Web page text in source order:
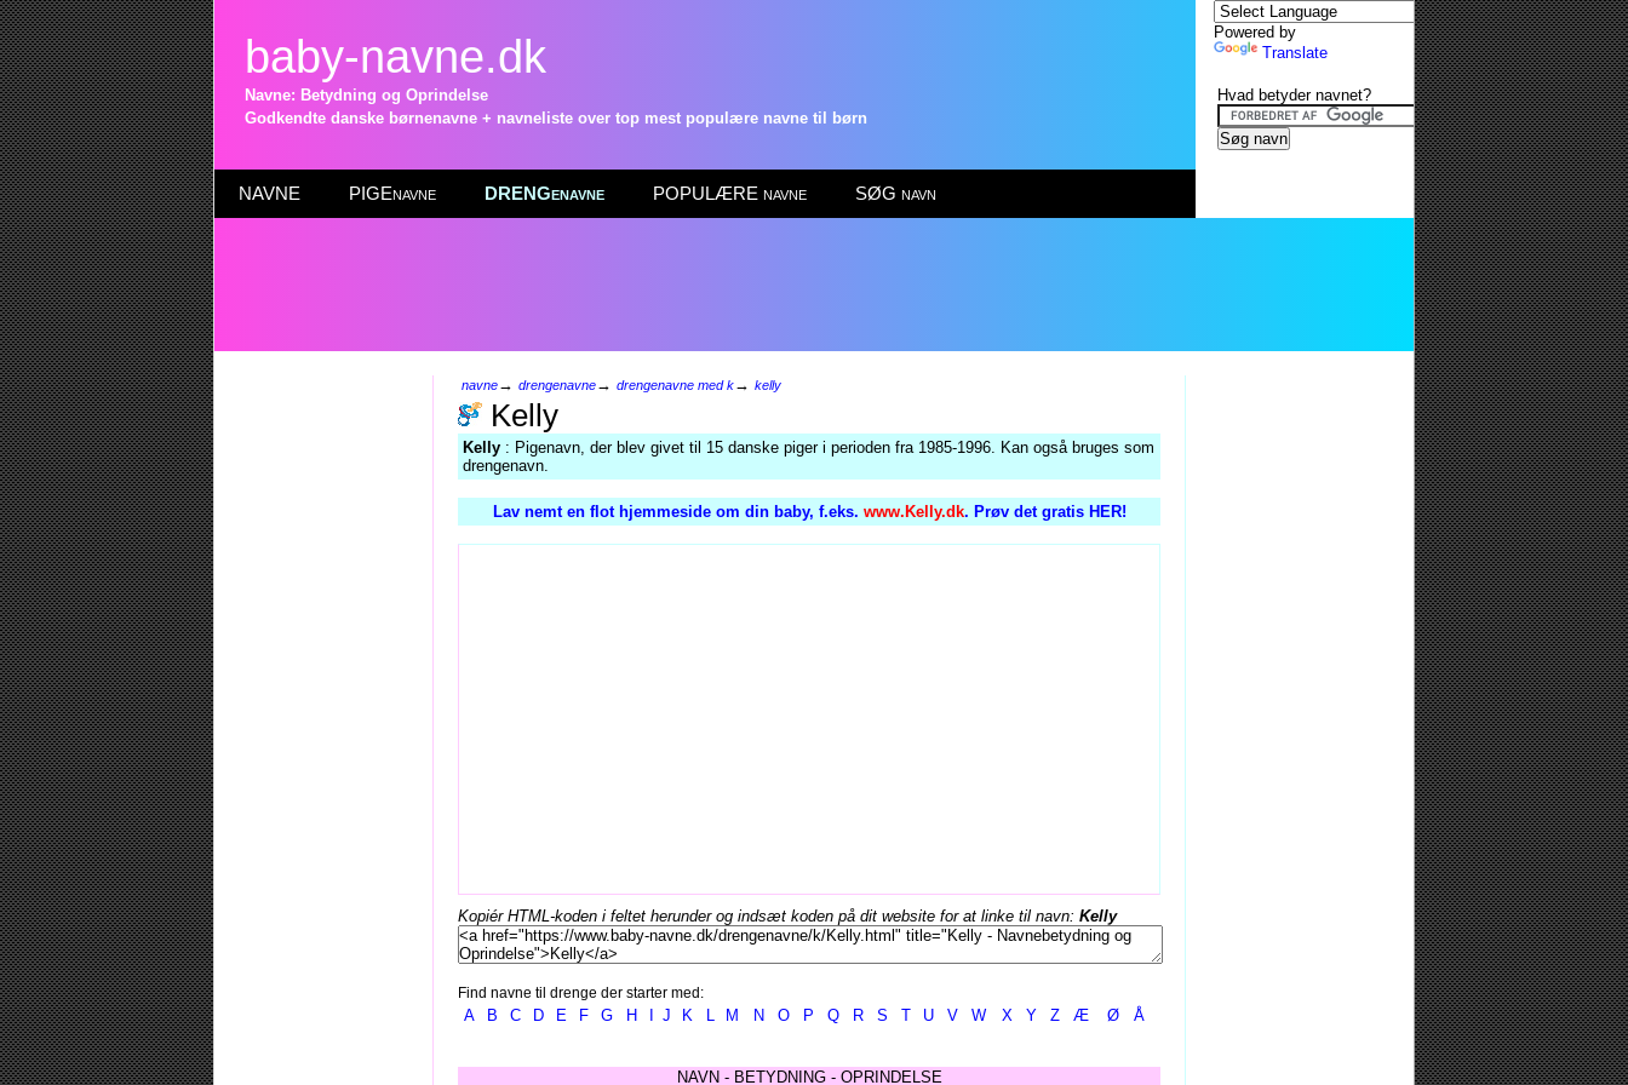
baby-navne.dk
Navne: Betydning og Oprindelse
Godkendte danske børnenavne + navneliste over top mest populære navne til børn
NAVNE PIGEnavne DRENGenavne POPULÆRE navne SØG navn
navne→ drengenavne→ drengenavne med k→ kelly
Kelly
Kelly : Pigenavn, der blev givet til 15 danske piger i perioden fra 1985-1996. Kan også bruges som
drengenavn.
Lav nemt en flot hjemmeside om din baby, f.eks. www.Kelly.dk. Prøv det gratis HER!
Kopiér HTML-koden i feltet herunder og indsæt koden på dit website for at linke til navn: Kelly
Find navne til drenge der starter med:
A B C D E F G H J K L M N O P Q R S T U V W X Y Z Æ Ø Å
NAVN - BETYDNING - OPRINDELSE
Powered by
Translate
Hvad betyder navnet?